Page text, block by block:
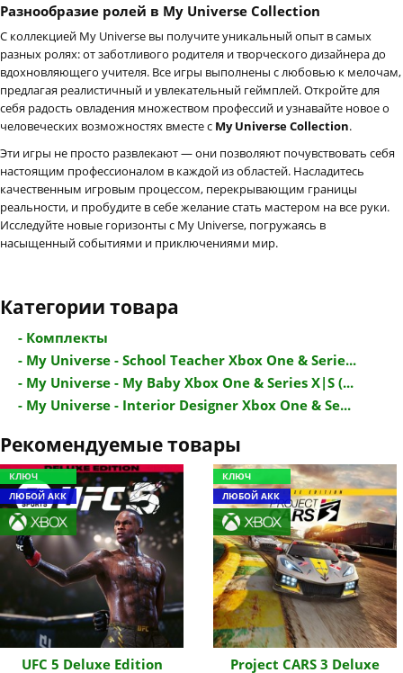
Разнообразие ролей в My Universe Collection
С коллекцией My Universe вы получите уникальный опыт в самых
разных ролях: от заботливого родителя и творческого дизайнера до
вдохновляющего учителя. Все игры выполнены с любовью к мелочам,
предлагая реалистичный и увлекательный геймплей. Откройте для
себя радость овладения множеством профессий и узнавайте новое о
человеческих возможностях вместе с My Universe Collection.
Эти игры не просто развлекают — они позволяют почувствовать себя
настоящим профессионалом в каждой из областей. Насладитесь
качественным игровым процессом, перекрывающим границы
реальности, и пробудите в себе желание стать мастером на все руки.
Исследуйте новые горизонты с My Universe, погружаясь в
насыщенный событиями и приключениями мир.
Категории товара
- Комплекты
- My Universe - School Teacher Xbox One & Serie...
- My Universe - My Baby Xbox One & Series X|S (...
- My Universe - Interior Designer Xbox One & Se...
Рекомендуемые товары
КЛЮЧ
ЛЮБОЙ АКК
UFC 5 Deluxe Edition
КЛЮЧ
ЛЮБОЙ АКК
Project CARS 3 Deluxe